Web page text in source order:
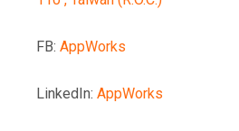
FB: AppWorks
LinkedIn: AppWorks